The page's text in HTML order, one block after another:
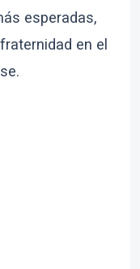
esperadas,
en el